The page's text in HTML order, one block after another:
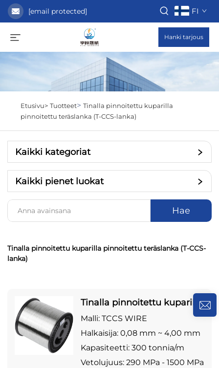
[email protected] FI
Hanki tarjous
Etusivu> Tuotteet> Tinalla pinnoitettu kuparilla
pinnoitettu teräslanka (T-CCS-lanka)
Kaikki kategoriat
Kaikki pienet luokat
Hae
Tinalla pinnoitettu kuparilla pinnoitettu teräslanka (T-CCS-
lanka)
Tinalla pinnoitettu kuparilla
pinnoitettu teräslanka (T-
CCS-lanka)
Malli: TCCS WIRE
Halkaisija: 0,08 mm ~ 4,00 mm
Kapasiteetti: 300 tonnia/m
Vetolujuus: 290 MPa - 1500 MPa